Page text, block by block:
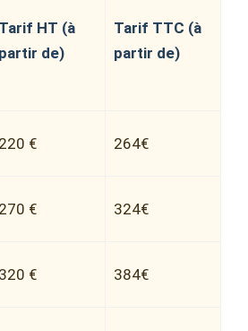
Tarif HT (à
partir de)
Tarif TTC (à
partir de)
220 € 264€
270 € 324€
320 € 384€